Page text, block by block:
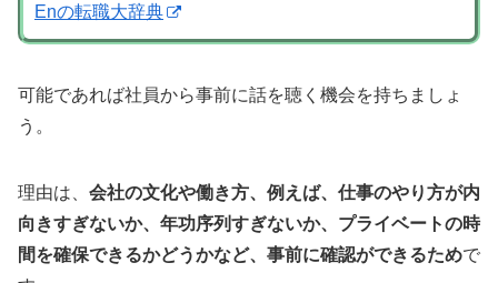
Enの転職大辞典
可能であれば社員から事前に話を聴く機会を持ちましょ
う。
理由は、 会社の文化や働き方、例えば、仕事のやり方が内
向きすぎないか、年功序列すぎないか、プライベートの時
間を確保できるかどうかなど、事前に確認ができるためで